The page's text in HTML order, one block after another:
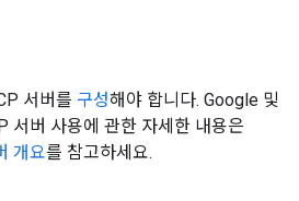
서버를 구성해야 합니다. Google 및
서버 사용에 관한 자세한 내용은
개요를 참고하세요.